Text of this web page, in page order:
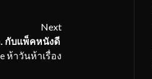
Next
. กับแพ็คหนังดี
ห้าวันห้าเรื่อง